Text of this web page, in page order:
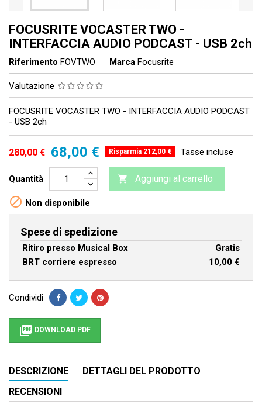
FOCUSRITE VOCASTER TWO -
INTERFACCIA AUDIO PODCAST - USB 2ch
Riferimento FOVTWO Marca Focusrite
Valutazione
FOCUSRITE VOCASTER TWO - INTERFACCIA AUDIO PODCAST
- USB 2ch
280,00 € 68,00 € Risparmia 212,00 € Tasse incluse
Quantità  Aggiungi al carrello
 Non disponibile
Spese di spedizione
Ritiro presso Musical Box
Gratis
BRT corriere espresso
10,00 €
Condividi
 DOWNLOAD PDF
DESCRIZIONE
DETTAGLI DEL PRODOTTO
RECENSIONI